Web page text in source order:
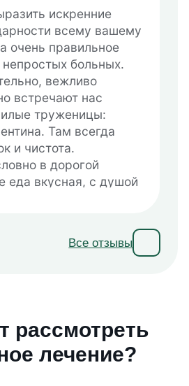
искренние
всему вашему
очень правильное
больных.
вежливо
встречают нас
труженицы:
Там всегда
и чистота.
в дорогой
еда вкусная, с душой
— днем и ночью
за спокойствием
— Людмила,
Галина. Они бывают
кто-то
Все отзывы
рассмотреть
лечение?